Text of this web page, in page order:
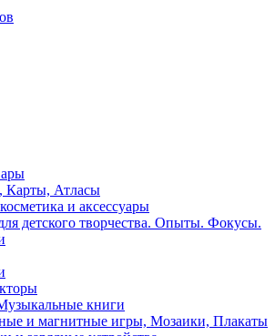
Карты, Атласы
и аксессуары
детского творчества. Опыты. Фокусы.
книги
и магнитные игры, Мозаики, Плакаты